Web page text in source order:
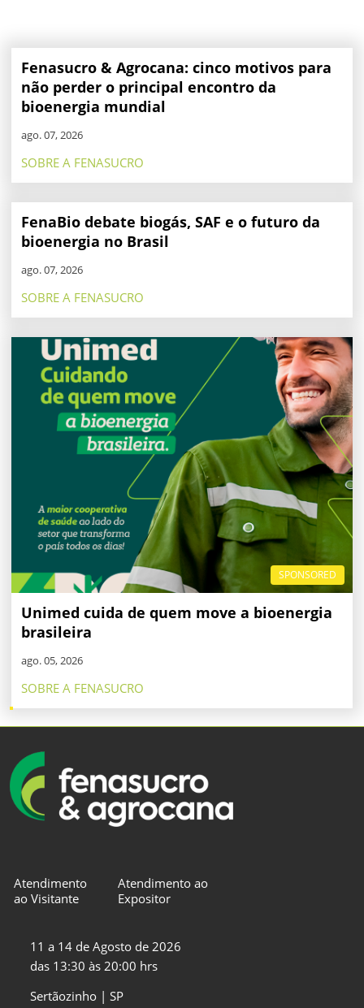
Fenasucro & Agrocana: cinco motivos para
não perder o principal encontro da
bioenergia mundial
ago. 07, 2026
SOBRE A FENASUCRO
FenaBio debate biogás, SAF e o futuro da
bioenergia no Brasil
ago. 07, 2026
SOBRE A FENASUCRO
SPONSORED
Unimed cuida de quem move a bioenergia
brasileira
ago. 05, 2026
SOBRE A FENASUCRO
Atendimento
ao Visitante
Atendimento ao
Expositor
11 a 14 de Agosto de 2026
das 13:30 às 20:00 hrs
Sertãozinho | SP